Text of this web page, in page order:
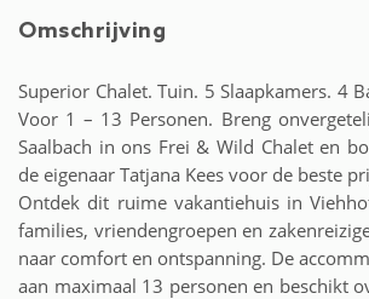
Omschrijving
Superior Chalet. Tuin. 5 Slaapkamers. 4
Voor 1 – 13 Personen. Breng
Saalbach in ons Frei & Wild Chalet en
de eigenaar Tatjana Kees voor de beste
Ontdek dit ruime vakantiehuis in
families, vriendengroepen en
naar comfort en ontspanning. De
aan maximaal 13 personen en beschikt